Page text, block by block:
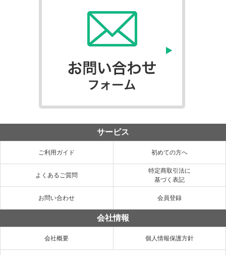
サービス
ご利用ガイド 初めての方へ
よくあるご質問
特定商取引法に
基づく表記
お問い合わせ 会員登録
会社情報
会社概要 個人情報保護方針